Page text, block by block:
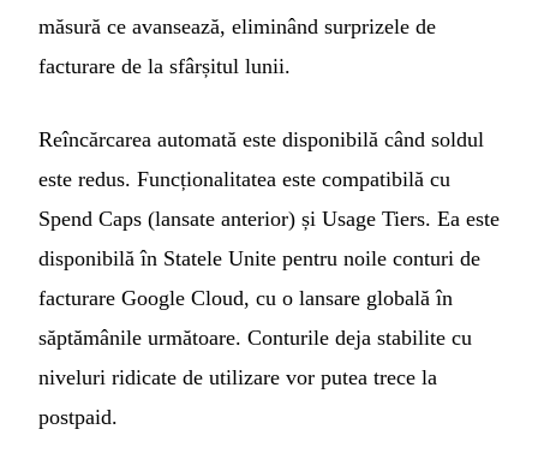
măsură ce avansează, eliminând surprizele de
facturare de la sfârșitul lunii.
Reîncărcarea automată este disponibilă când soldul
este redus. Funcționalitatea este compatibilă cu
Spend Caps (lansate anterior) și Usage Tiers. Ea este
disponibilă în Statele Unite pentru noile conturi de
facturare Google Cloud, cu o lansare globală în
săptămânile următoare. Conturile deja stabilite cu
niveluri ridicate de utilizare vor putea trece la
postpaid.